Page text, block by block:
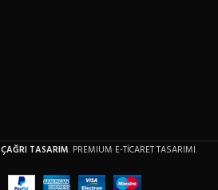
ÇAĞRI TASARIM. PREMIUM E-TİCARET TASARIMI.